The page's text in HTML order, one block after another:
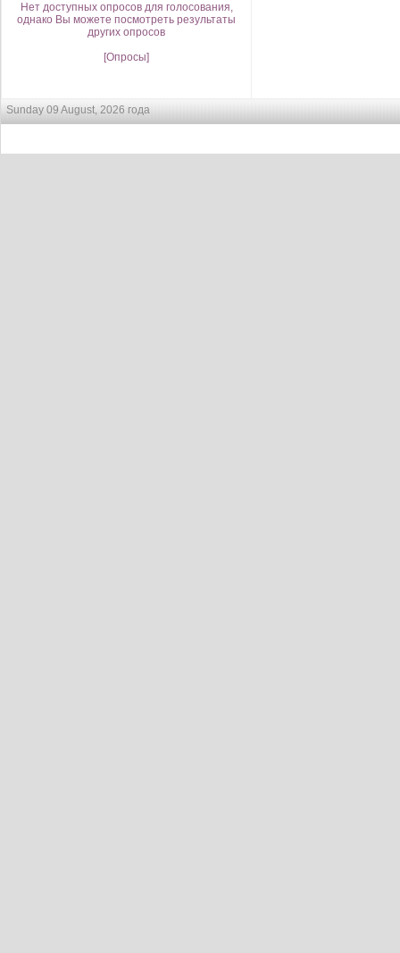
Нет доступных опросов для голосования,
однако Вы можете посмотреть результаты
других опросов
[Опросы]
Sunday 09 August, 2026 года